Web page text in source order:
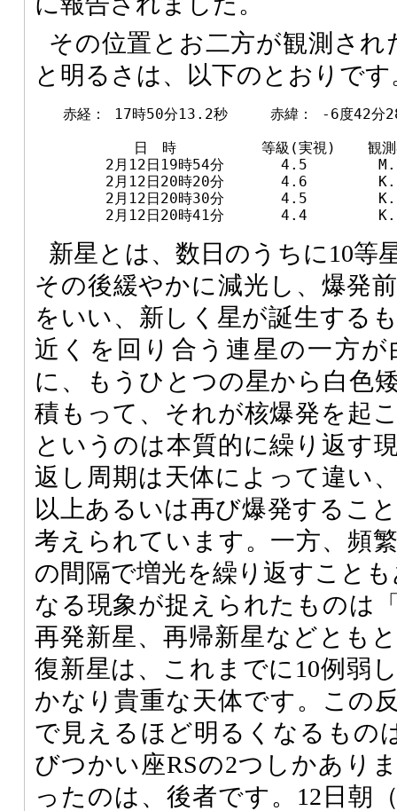
その位置とお二方が観測され
と明るさは、以下のとおりです
赤経： 17時50分13.2秒　　　赤緯： -6度42分
日　時　　　　　　等級(実視)　  観測
2月12日19時54分　　　　4.5　　　　　
2月12日20時20分　　　　4.6　　　　　
2月12日20時30分　　　　4.5　　　　　
新星とは、数日のうちに10等
その後緩やかに減光し、爆発
をいい、新しく星が誕生する
近くを回り合う連星の一方
に、もうひとつの星から白色
積もって、それが核爆発を起
というのは本質的に繰り返す
返し周期は天体によって違い
以上あるいは再び爆発するこ
考えられています。一方、頻
の間隔で増光を繰り返すこと
なる現象が捉えられたものは
再発新星、再帰新星などとも
復新星は、これまでに10例弱
かなり貴重な天体です。この
で見えるほど明るくなるもの
びつかい座RSの2つしかあり
ったのは、後者です。12日朝